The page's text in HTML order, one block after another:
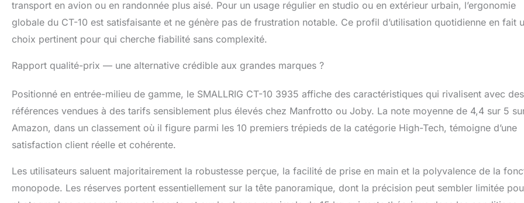
transport en avion ou en randonnée plus aisé. Pour un usage régulier en studio ou en extérieur urbain, l’ergonomie
globale du CT-10 est satisfaisante et ne génère pas de frustration notable. Ce profil d’utilisation quotidienne en fait
choix pertinent pour qui cherche fiabilité sans complexité.
Rapport qualité-prix — une alternative crédible aux grandes marques ?
Positionné en entrée-milieu de gamme, le SMALLRIG CT-10 3935 affiche des caractéristiques qui rivalisent avec des
références vendues à des tarifs sensiblement plus élevés chez Manfrotto ou Joby. La note moyenne de 4,4 sur 5
Amazon, dans un classement où il figure parmi les 10 premiers trépieds de la catégorie High-Tech, témoigne d’une
satisfaction client réelle et cohérente.
Les utilisateurs saluent majoritairement la robustesse perçue, la facilité de prise en main et la polyvalence de la
monopode. Les réserves portent essentiellement sur la tête panoramique, dont la précision peut sembler limitée